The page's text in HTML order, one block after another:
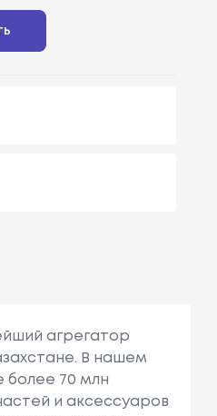
агрегатор
В нашем
более 70 млн
и аксессуаров